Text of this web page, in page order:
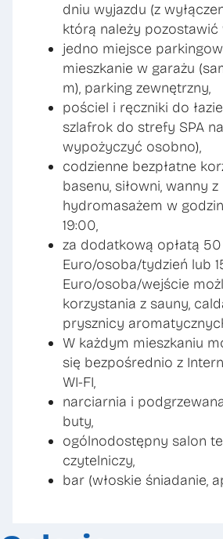
dniu wyjazdu (z
którą należy pozostawić
jedno miejsce
mieszkanie w garażu
m), parking zewnętrzny,
pościel i ręczniki do
szlafrok do strefy SPA
wypożyczyć osobno),
codzienne bezpłatne
basenu, siłowni, wanny z
hydromasażem w
19:00,
za dodatkową opłatą 50
Euro/osoba/tydzień lub
Euro/osoba/wejście
korzystania z sauny,
prysznicy
W każdym mieszkaniu
się bezpośrednio z
WI-FI,
narciarnia i
buty,
ogólnodostępny salon
czytelniczy,
bar (włoskie śniadanie,